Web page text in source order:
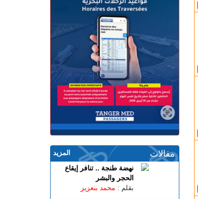
المزيد مقالات
نهضة طنجة .. تنافر إيقاع
الحجر والبشر
بقلم : محمد بنعزيز